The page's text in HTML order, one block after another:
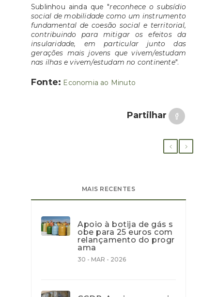
Sublinhou ainda que "reconhece o subsídio
social de mobilidade como um instrumento
fundamental de coesão social e territorial,
contribuindo para mitigar os efeitos da
insularidade, em particular junto das
gerações mais jovens que vivem/estudam
nas ilhas e vivem/estudam no continente".
Fonte: Economia ao Minuto
Partilhar
MAIS RECENTES
Apoio à botija de gás s
obe para 25 euros com
relançamento do progr
ama
30 - MAR - 2026